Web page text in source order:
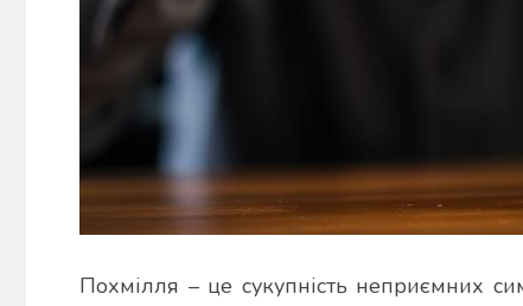
Похмілля – це сукупність неприємних